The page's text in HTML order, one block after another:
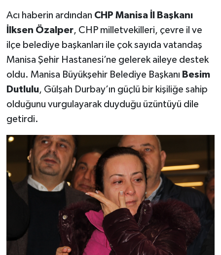
Acı haberin ardından CHP Manisa İl Başkanı
İlksen Özalper, CHP milletvekilleri, çevre il ve
ilçe belediye başkanları ile çok sayıda vatandaş
Manisa Şehir Hastanesi’ne gelerek aileye destek
oldu. Manisa Büyükşehir Belediye Başkanı Besim
Dutlulu, Gülşah Durbay’ın güçlü bir kişiliğe sahip
olduğunu vurgulayarak duyduğu üzüntüyü dile
getirdi.